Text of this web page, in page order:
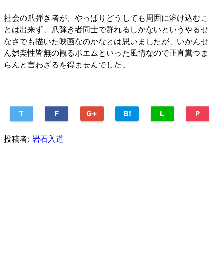
社会の爪弾き者が、やっぱりどうしても周囲に溶け込むこ
とは出来ず、爪弾き者同士で群れるしかないというやるせ
なさでも描いた映画なのかなとは思いましたが、いかんせ
ん娯楽性皆無の観るポエムといった風情なので正直糞つま
らんと言わざるを得ませんでした。
T F G+ B! L P
投稿者: 岩石入道